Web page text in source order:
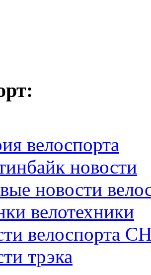
велоспорта
новости
новости
велотехники
велоспорта
трэка